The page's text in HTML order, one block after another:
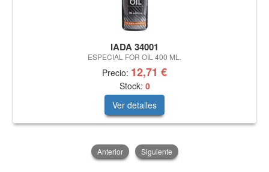
IADA 34001
ESPECIAL FOR OIL 400 ML.
Precio: 12,71 €
Stock: 0
Ver detalles
Anterior Siguiente